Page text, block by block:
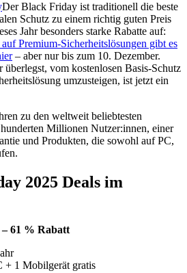
Der Black Friday ist traditionell die beste
Schutz zu einem richtig guten Preis
Jahr besonders starke Rabatte auf:
Premium-Sicherheitslösungen gibt es
– aber nur bis zum 10. Dezember.
überlegst, vom kostenlosen Basis-Schutz
umzusteigen, ist jetzt ein
zu den weltweit beliebtesten
Millionen Nutzer:innen, einer
und Produkten, die sowohl auf PC,
2025 Deals im
61 % Rabatt
+ 1 Mobilgerät gratis